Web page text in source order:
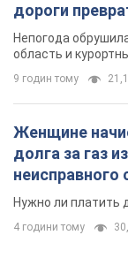
дороги
Непогода
область и
9 годин тому
Женщине
долга за газ
неисправного
вынес
Нужно ли платить
4 години тому